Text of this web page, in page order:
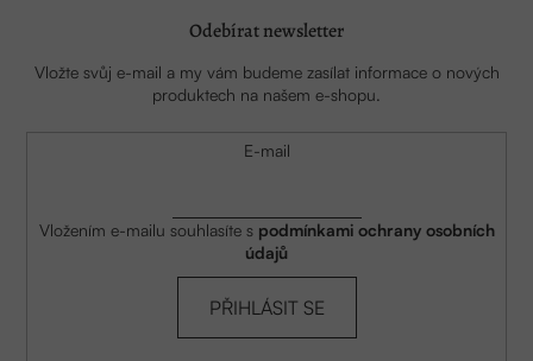
Odebírat newsletter
Vložte svůj e-mail a my vám budeme zasílat informace o nových
produktech na našem e-shopu.
E-mail
Vložením e-mailu souhlasíte s podmínkami ochrany osobních
údajů
PŘIHLÁSIT SE